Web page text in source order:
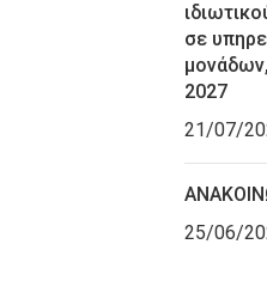
σε
2027
21/07/
25/06/